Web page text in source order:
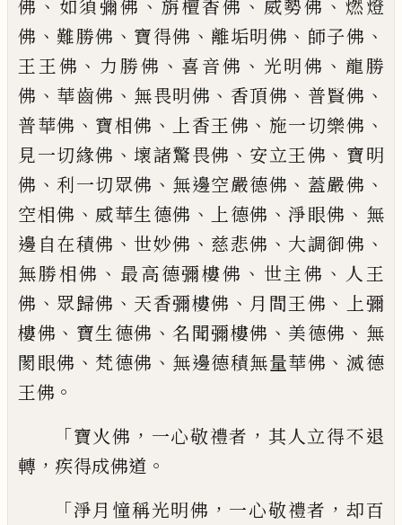
佛 、 如須彌佛 、 旃檀香佛 、 威勢佛 、 燃燈
佛 、難勝佛 、 寶得佛 、 離垢明佛 、 師子佛 、
王王佛 、 力勝佛 、 喜音佛 、 光明佛 、 龍勝
佛 、 華齒佛 、 無畏明佛 、 香頂佛 、 普賢佛 、
普華佛 、 寶相佛 、 上香王佛 、 施一切樂佛 、
見一切緣佛 、 壞諸驚畏佛 、 安立王佛 、 寶明
佛 、利一切眾佛 、 無邊空嚴德佛 、 蓋嚴佛 、
空相佛 、 威華生德佛 、 上德佛 、淨眼佛 、 無
邊 自在積佛 、 世妙佛 、 慈悲佛 、 大調御佛 、
無勝相佛 、 最高德彌樓佛 、 世主佛 、 人王
佛 、 眾歸佛 、 天香彌樓佛 、 月間王佛 、 上彌
樓佛 、 寶生德佛 、名聞彌樓佛 、 美德佛 、 無
閡眼佛 、 梵德佛 、 無邊德積無量華佛 、滅德
王佛 。
「寶火佛 ， 一心敬禮者 ， 其人立得不退
轉 ， 疾得成佛道 。
「淨月憧稱光明佛 ， 一心敬禮者 ， 却百